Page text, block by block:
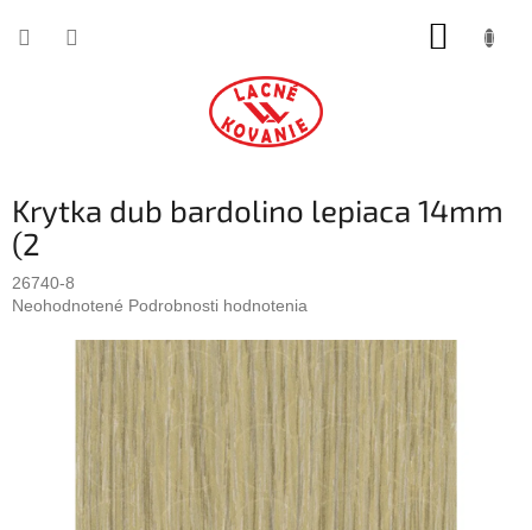
Krytka dub bardolino lepiaca 14mm
(2
26740-8
Priemerné
hviezdičiek.
Neohodnotené Podrobnosti hodnotenia